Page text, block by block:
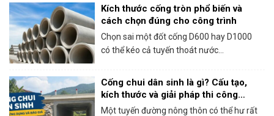
Kích thước cống tròn phổ biến và
cách chọn đúng cho công trình
Chọn sai một đốt cống D600 hay D1000
có thể kéo cả tuyến thoát nước...
Cống chui dân sinh là gì? Cấu tạo,
kích thước và giải pháp thi công
thực tế
Một tuyến đường nông thôn có thể hư rất